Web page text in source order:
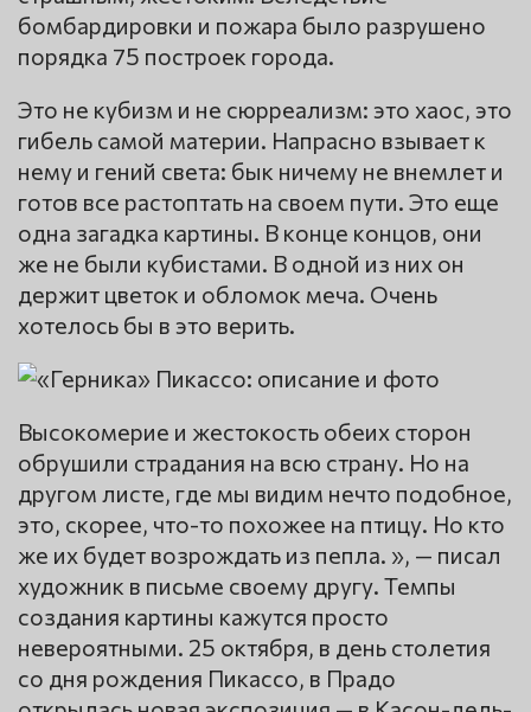
бомбардировки и пожара было разрушено
порядка 75 построек города.
Это не кубизм и не сюрреализм: это хаос, это
гибель самой материи. Напрасно взывает к
нему и гений света: бык ничему не внемлет и
готов все растоптать на своем пути. Это еще
одна загадка картины. В конце концов, они
же не были кубистами. В одной из них он
держит цветок и обломок меча. Очень
хотелось бы в это верить.
Высокомерие и жестокость обеих сторон
обрушили страдания на всю страну. Но на
другом листе, где мы видим нечто подобное,
это, скорее, что-то похожее на птицу. Но кто
же их будет возрождать из пепла. », — писал
художник в письме своему другу. Темпы
создания картины кажутся просто
невероятными. 25 октября, в день столетия
со дня рождения Пикассо, в Прадо